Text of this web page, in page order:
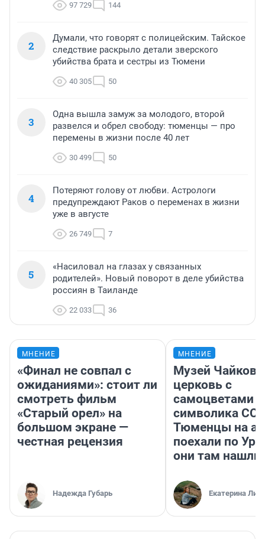
97 729 144
2
Думали, что говорят с полицейским. Тайское
следствие раскрыло детали зверского
убийства брата и сестры из Тюмени
40 305 50
3
Одна вышла замуж за молодого, второй
развелся и обрел свободу: тюменцы — про
перемены в жизни после 40 лет
30 499 50
4
Потеряют голову от любви. Астрологи
предупреждают Раков о переменах в жизни
уже в августе
26 749 7
5
«Насиловал на глазах у связанных
родителей». Новый поворот в деле убийства
россиян в Таиланде
22 033 36
МНЕНИЕ
«Финал не совпал с
ожиданиями»: стоит ли
смотреть фильм
«Старый орел» на
большом экране —
честная рецензия
Надежда Губарь
МНЕНИЕ
Музей
церковь с
самоцветами
символика
Тюменцы на
поехали по
они там нашли
Екатерина